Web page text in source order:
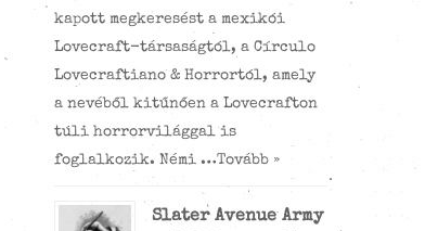
kapott megkeresést a mexikói
Lovecraft-társaságtól, a Círculo
Lovecraftiano & Horrortól, amely
a nevéből kitűnően a Lovecrafton
túli horrorvilággal is
foglalkozik. Némi …Tovább »
Slater Avenue Army